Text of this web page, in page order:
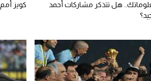
هل تتذكر مشاركات أحمد
كويز أمم